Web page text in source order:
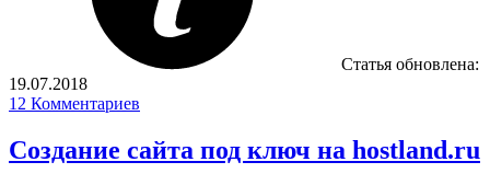
Статья обновлена:
19.07.2018
12 Комментариев
Создание сайта под ключ на hostland.ru